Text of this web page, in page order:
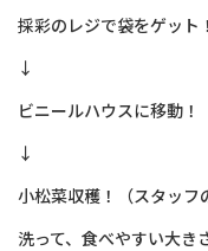
採彩のレジで袋をゲット
↓
ビニールハウスに移動！
↓
小松菜収穫！（スタッフ
洗って、食べやすい大き